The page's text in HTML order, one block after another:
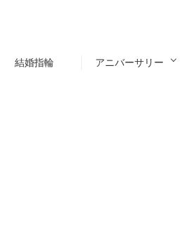
結婚指輪 アニバーサリー